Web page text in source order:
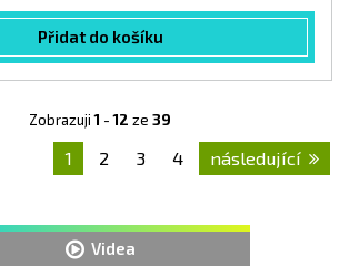
Přidat do košíku
Zobrazuji1 -12 ze 39
1 2 3 4 následující
Videa